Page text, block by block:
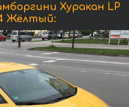
Хуракан LP
Жёлтый: